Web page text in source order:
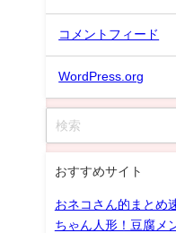
コメントフィード
WordPress.org
おすすめサイト
おネコさん的まと
ちゃん人形！豆腐メ